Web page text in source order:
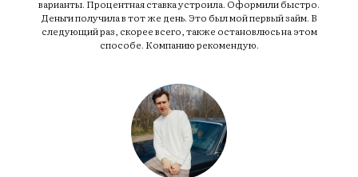
варианты. Процентная ставка устроила. Оформили быстро.
Деньги получила в тот же день. Это был мой первый займ. В
следующий раз, скорее всего, также остановлюсь на этом
способе. Компанию рекомендую.